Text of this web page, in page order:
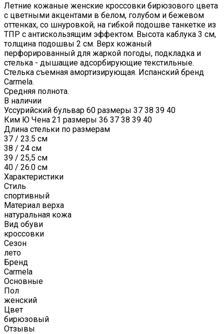
Летние кожаные женские кроссовки бирюзового цвета
с цветными акцентами в белом, голубом и бежевом
оттенках, со шнуровкой, на гибкой подошве танкетке из
ТПР с антискользящим эффектом. Высота каблука 3 см,
толщина подошвы 2 см. Верх кожаный
перфорированный для жаркой погоды, подкладка и
стелька - дышащие адсорбирующие текстильные.
Стелька съемная амортизирующая. Испанский бренд
Carmela.
Средняя полнота.
В наличии
Уссурийский бульвар 60 размеры 37 38 39 40
Ким Ю Чена 21 размеры 36 37 38 39 40
Длина стельки по размерам
37 / 23.5 см
38 / 24 см
39 / 25,5 см
40 / 26.0 см
Характеристики
Стиль
спортивный
Материал верха
натуральная кожа
Вид обуви
кроссовки
Сезон
лето
Бренд
Carmela
Основные
Пол
женский
Цвет
бирюзовый
Отзывы